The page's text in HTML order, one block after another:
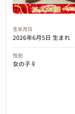
生年月日
2026年6月5日 生まれ
性別
女の子♀